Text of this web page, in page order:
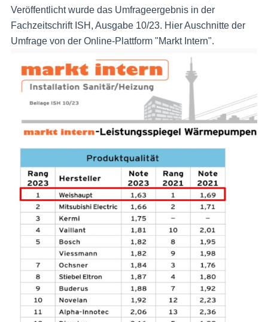
Veröffentlicht wurde das Umfrageergebnis in der
Fachzeitschrift ISH, Ausgabe 10/23. Hier Auschnitte der
Umfrage von der Online-Plattform "Markt Intern".